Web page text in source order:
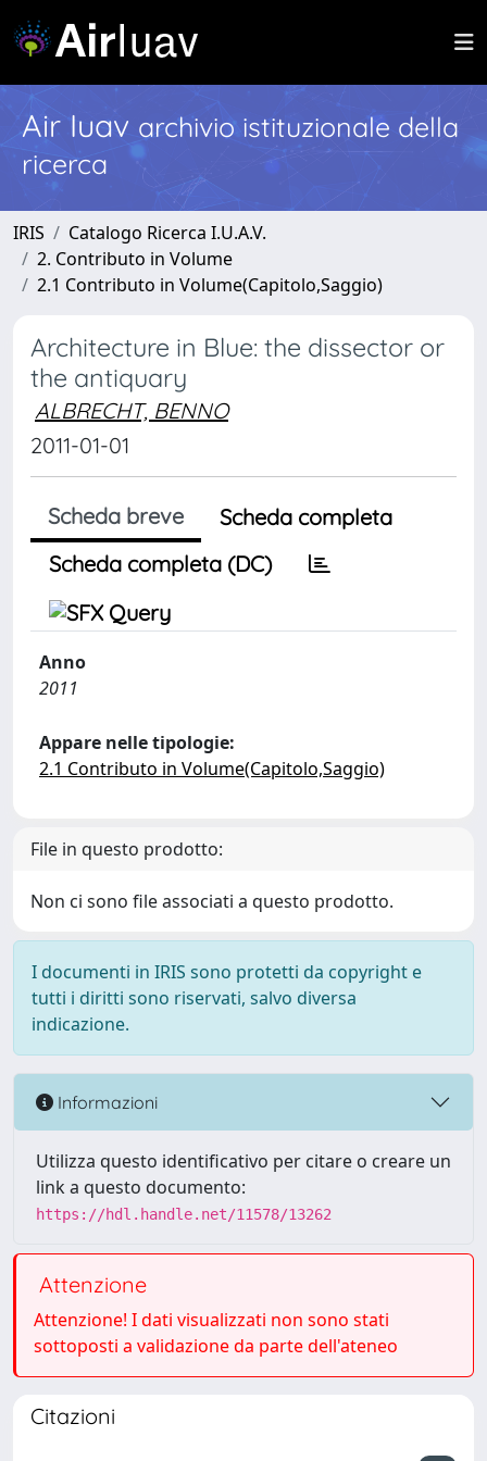
Air Iuav archivio istituzionale della
ricerca
IRIS
Catalogo Ricerca I.U.A.V.
2. Contributo in Volume
2.1 Contributo in Volume(Capitolo,Saggio)
Architecture in Blue: the dissector or
the antiquary
ALBRECHT, BENNO
2011-01-01
Scheda breve
Scheda completa
Scheda completa (DC)
Anno
2011
Appare nelle tipologie:
2.1 Contributo in Volume(Capitolo,Saggio)
File in questo prodotto:
Non ci sono file associati a questo prodotto.
I documenti in IRIS sono protetti da copyright e
tutti i diritti sono riservati, salvo diversa
indicazione.
Informazioni
Utilizza questo identificativo per citare o creare un
link a questo documento:
https://hdl.handle.net/11578/13262
Attenzione
Attenzione! I dati visualizzati non sono stati
sottoposti a validazione da parte dell'ateneo
Citazioni